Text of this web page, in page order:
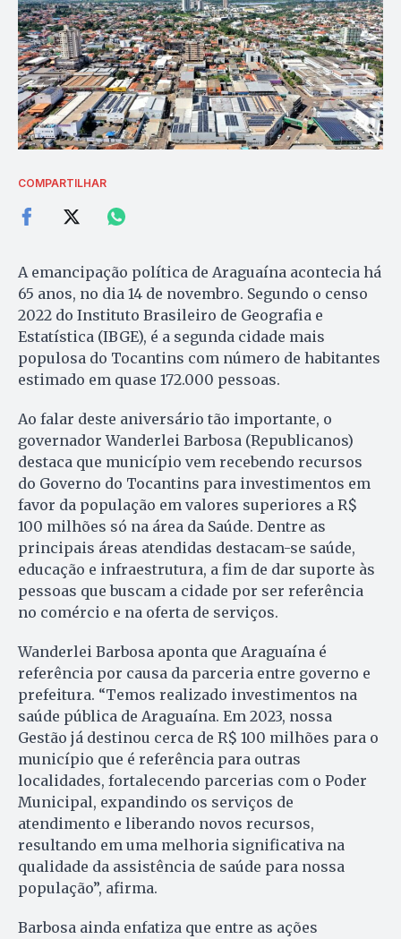
COMPARTILHAR
A emancipação política de Araguaína acontecia há
65 anos, no dia 14 de novembro. Segundo o censo
2022 do Instituto Brasileiro de Geografia e
Estatística (IBGE), é a segunda cidade mais
populosa do Tocantins com número de habitantes
estimado em quase 172.000 pessoas.
Ao falar deste aniversário tão importante, o
governador Wanderlei Barbosa (Republicanos)
destaca que município vem recebendo recursos
do Governo do Tocantins para investimentos em
favor da população em valores superiores a R$
100 milhões só na área da Saúde. Dentre as
principais áreas atendidas destacam-se saúde,
educação e infraestrutura, a fim de dar suporte às
pessoas que buscam a cidade por ser referência
no comércio e na oferta de serviços.
Wanderlei Barbosa aponta que Araguaína é
referência por causa da parceria entre governo e
prefeitura. “Temos realizado investimentos na
saúde pública de Araguaína. Em 2023, nossa
Gestão já destinou cerca de R$ 100 milhões para o
município que é referência para outras
localidades, fortalecendo parcerias com o Poder
Municipal, expandindo os serviços de
atendimento e liberando novos recursos,
resultando em uma melhoria significativa na
qualidade da assistência de saúde para nossa
população”, afirma.
Barbosa ainda enfatiza que entre as ações